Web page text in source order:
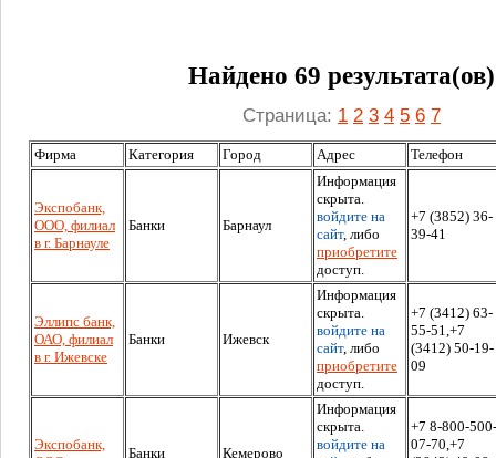
Найдено 69 результата(ов)
Страница: 1 2 3 4 5 6 7
Фирма Категория Город Адрес Телефон
Экспобанк,
ООО, филиал
в г. Барнауле
Банки Барнаул
Информация
скрыта.
войдите на
сайт, либо
приобретите
доступ.
+7 (3852) 36-
39-41
Эллипс банк,
ОАО, филиал
в г. Ижевске
Банки Ижевск
Информация
скрыта.
войдите на
сайт, либо
приобретите
доступ.
+7 (3412) 63-
55-51,+7
(3412) 50-19-
09
Экспобанк,
Банки Кемерово
Информация
скрыта.
войдите на
+7 8-800-500-
07-70,+7